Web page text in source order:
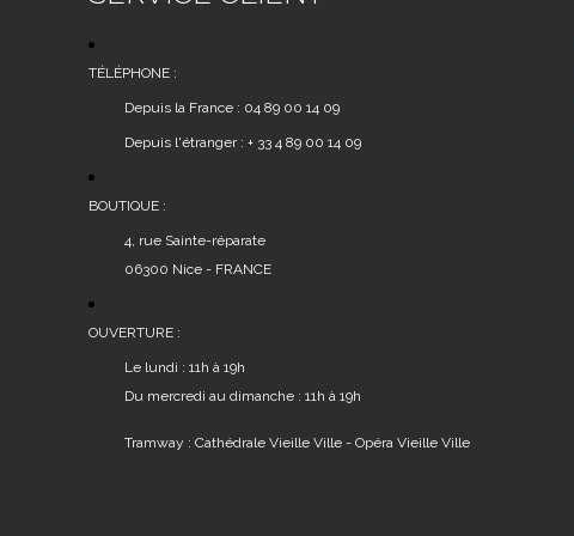
TÉLÉPHONE :
Depuis la France : 04 89 00 14 09
Depuis l'étranger : + 33 4 89 00 14 09
BOUTIQUE :
4, rue Sainte-réparate
06300 Nice - FRANCE
OUVERTURE :
Le lundi : 11h à 19h
Du mercredi au dimanche : 11h à 19h
Tramway : Cathédrale Vieille Ville - Opéra Vieille Ville